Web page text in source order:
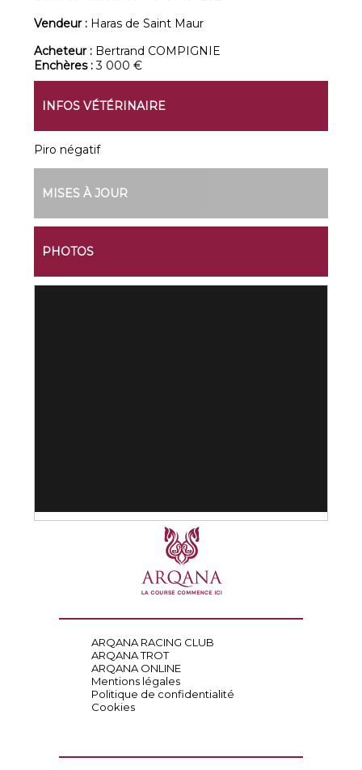
Vendeur : Haras de Saint Maur
Acheteur : Bertrand COMPIGNIE
Enchères :3 000 €
INFOS VÉTÉRINAIRE
Piro négatif
MISES À JOUR
PHOTOS
ARQANA RACING CLUB
ARQANA TROT
ARQANA ONLINE
Mentions légales
Politique de confidentialité
Cookies